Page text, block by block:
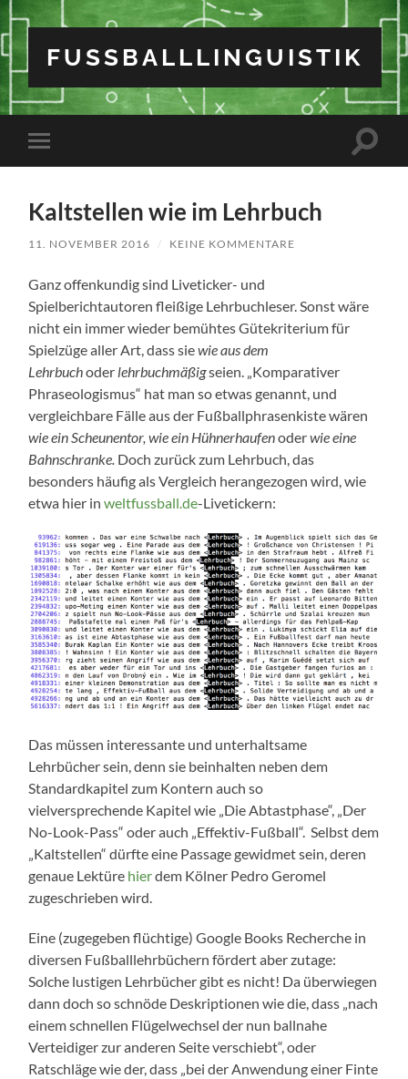
FUSSBALLLINGUISTIK
Mobile-
Menü
Kaltstellen wie im Lehrbuch
11. NOVEMBER 2016 / KEINE KOMMENTARE
Ganz offenkundig sind Liveticker- und
Spielberichtautoren fleißige Lehrbuchleser. Sonst wäre
nicht ein immer wieder bemühtes Gütekriterium für
Spielzüge aller Art, dass siewie aus dem
Lehrbuchoder lehrbuchmäßigseien. „Komparativer
Phraseologismus“ hat man so etwas genannt, und
vergleichbare Fälle aus der Fußballphrasenkiste wären
wie ein Scheunentor, wie ein Hühnerhaufenoderwie eine
Bahnschranke. Doch zurück zum Lehrbuch, das
besonders häufig als Vergleich herangezogen wird, wie
etwa hier inweltfussball.de-Livetickern:
Das müssen interessante und unterhaltsame
Lehrbücher sein, denn sie beinhalten neben dem
Standardkapitel zum Kontern auch so
vielversprechende Kapitel wie „Die Abtastphase“, „Der
No-Look-Pass“ oder auch „Effektiv-Fußball“. Selbst dem
„Kaltstellen“ dürfte eine Passage gewidmet sein, deren
genaue Lektüre hierdem Kölner Pedro Geromel
zugeschrieben wird.
Eine (zugegeben flüchtige) Google Books Recherche in
diversen Fußballlehrbüchern fördert aber zutage:
Solche lustigen Lehrbücher gibt es nicht! Da überwiegen
dann doch so schnöde Deskriptionen wie die, dass „nach
einem schnellen Flügelwechsel der nun ballnahe
Verteidiger zur anderen Seite verschiebt“, oder
Ratschläge wie der, dass „bei der Anwendung einer Finte